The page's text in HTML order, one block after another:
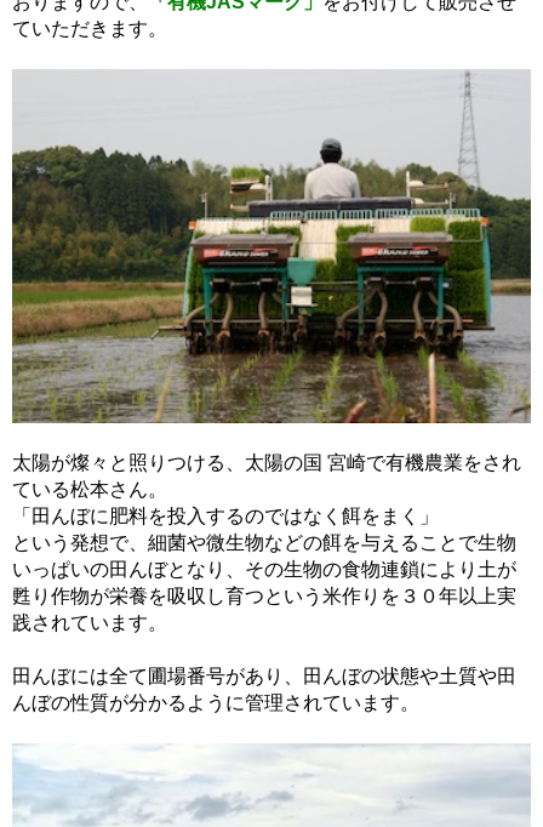
ていただきます。
太陽が燦々と照りつける、太陽の国 宮崎で有機農業をされ
ている松本さん。
「田んぼに肥料を投入するのではなく餌をまく」
という発想で、細菌や微生物などの餌を与えることで生物
いっぱいの田んぼとなり、その生物の食物連鎖により土が
甦り作物が栄養を吸収し育つという米作りを３０年以上実
践されています。
田んぼには全て圃場番号があり、田んぼの状態や土質や田
んぼの性質が分かるように管理されています。